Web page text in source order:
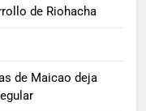
de Riohacha
de Maicao deja